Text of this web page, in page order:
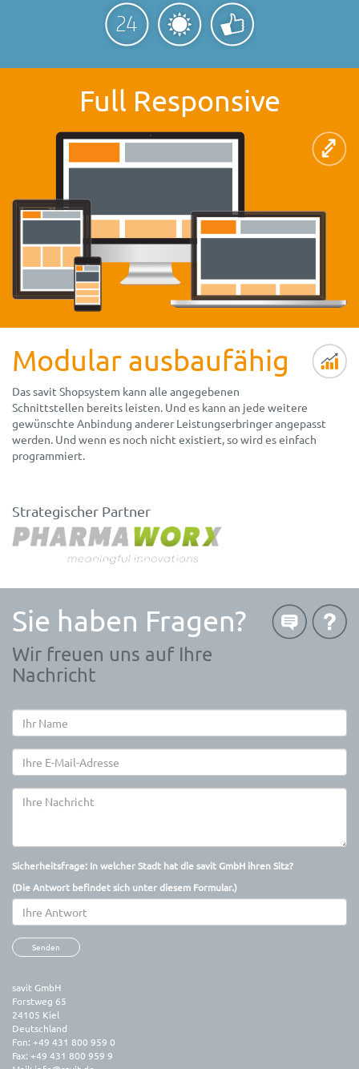
Full Responsive
Modular ausbaufähig
Das savit Shopsystem kann alle angegebenen
Schnittstellen bereits leisten. Und es kann an jede weitere
gewünschte Anbindung anderer Leistungserbringer angepasst
werden. Und wenn es noch nicht existiert, so wird es einfach
programmiert.
Strategischer Partner
Sie haben Fragen?
Wir freuen uns auf Ihre
Nachricht
Sicherheitsfrage: In welcher Stadt hat die savit GmbH ihren Sitz?
(Die Antwort befindet sich unterdiesem Formular.)
Senden
savit GmbH
Forstweg 65
24105 Kiel
Deutschland
Fon: +49 431 800 959 0
Fax: +49 431 800 959 9